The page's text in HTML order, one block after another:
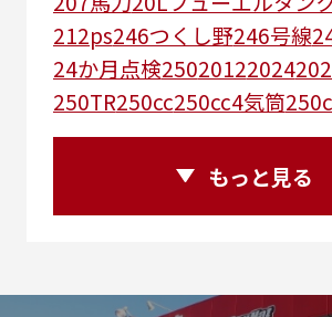
212ps246つくし野246号線
24か月点検25020122024
250TR250cc250cc4気筒
250ccスーパースポーツ250
250ｃｃアドベンチャー250
2年保証付き2月29日まで2本
もっと見る